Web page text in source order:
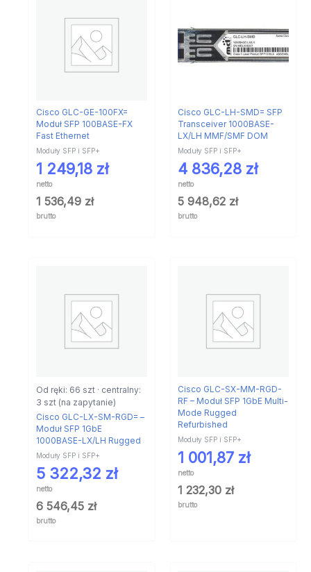
Cisco GLC-GE-100FX=
Moduł SFP 100BASE-FX
Fast Ethernet
Moduły SFP i SFP+
1 249,18 zł
netto
1 536,49 zł
brutto
Cisco GLC-LH-SMD= SFP
Transceiver 1000BASE-
LX/LH MMF/SMF DOM
Moduły SFP i SFP+
4 836,28 zł
netto
5 948,62 zł
brutto
Od ręki: 66 szt · centralny:
3 szt (na zapytanie)
Cisco GLC-LX-SM-RGD= –
Moduł SFP 1GbE
1000BASE-LX/LH Rugged
Moduły SFP i SFP+
5 322,32 zł
netto
6 546,45 zł
brutto
Cisco GLC-SX-MM-RGD-
RF – Moduł SFP 1GbE Multi-
Mode Rugged
Refurbished
Moduły SFP i SFP+
1 001,87 zł
netto
1 232,30 zł
brutto